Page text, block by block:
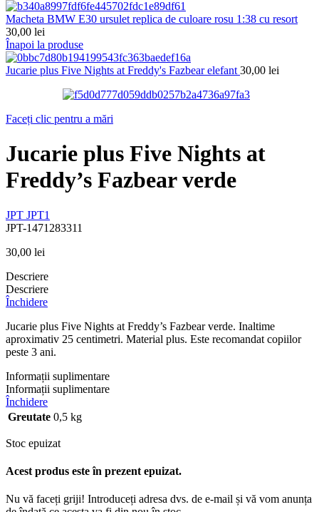
Macheta BMW E30 ursulet replica de culoare rosu 1:38 cu resort
30,00 lei
Înapoi la produse
Jucarie plus Five Nights at Freddy's Fazbear elefant 30,00 lei
Faceți clic pentru a mări
Jucarie plus Five Nights at
Freddy’s Fazbear verde
JPT JPT1
JPT-1471283311
30,00 lei
Descriere
Descriere
Închidere
Jucarie plus Five Nights at Freddy’s Fazbear verde. Inaltime
aproximativ 25 centimetri. Material plus. Este recomandat copiilor
peste 3 ani.
Informații suplimentare
Informații suplimentare
Închidere
Greutate 0,5 kg
Stoc epuizat
Acest produs este în prezent epuizat.
Nu vă faceți griji! Introduceți adresa dvs. de e-mail și vă vom anunța